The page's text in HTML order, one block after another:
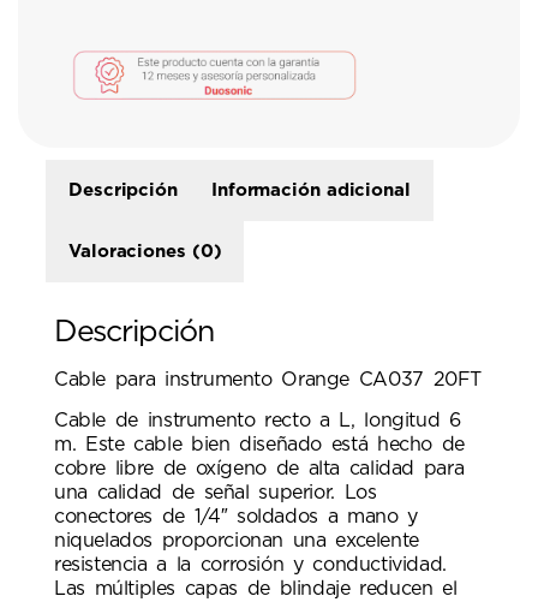
Descripción Información adicional
Valoraciones (0)
Descripción
Cable para instrumento Orange CA037 20FT
Cable de instrumento recto a L, longitud 6
m. Este cable bien diseñado está hecho de
cobre libre de oxígeno de alta calidad para
una calidad de señal superior. Los
conectores de 1/4″ soldados a mano y
niquelados proporcionan una excelente
resistencia a la corrosión y conductividad.
Las múltiples capas de blindaje reducen el